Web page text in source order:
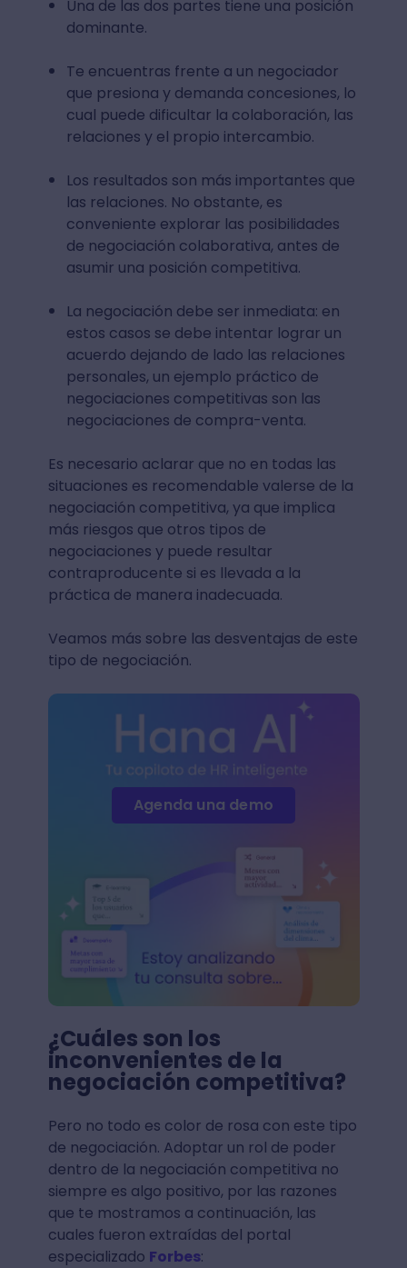
Una de las dos partes tiene una posición
dominante.
Te encuentras frente a un negociador
que presiona y demanda concesiones, lo
cual puede dificultar la colaboración, las
relaciones y el propio intercambio.
Los resultados son más importantes que
las relaciones. No obstante, es
conveniente explorar las posibilidades
de negociación colaborativa, antes de
asumir una posición competitiva.
La negociación debe ser inmediata: en
estos casos se debe intentar lograr un
acuerdo dejando de lado las relaciones
personales, un ejemplo práctico de
negociaciones competitivas son las
negociaciones de compra-venta.
Es necesario aclarar que no en todas las
situaciones es recomendable valerse de la
negociación competitiva, ya que implica
más riesgos que otros tipos de
negociaciones y puede resultar
contraproducente si es llevada a la
práctica de manera inadecuada.
Veamos más sobre las desventajas de este
tipo de negociación.
Agenda una demo
¿Cuáles son los
inconvenientes de la
negociación competitiva?
Pero no todo es color de rosa con este tipo
de negociación. Adoptar un rol de poder
dentro de la negociación competitiva no
siempre es algo positivo, por las razones
que te mostramos a continuación, las
cuales fueron extraídas del portal
especializado Forbes: